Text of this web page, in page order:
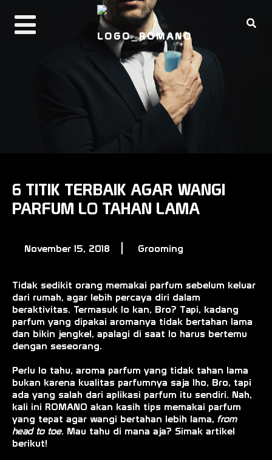
6 TITIK TERBAIK AGAR WANGI
PARFUM LO TAHAN LAMA
November 15, 2018 Grooming
Tidak sedikit orang memakai parfum sebelum keluar
dari rumah, agar lebih percaya diri dalam
beraktivitas. Termasuk lo kan, Bro? Tapi, kadang
parfum yang dipakai aromanya tidak bertahan lama
dan bikin jengkel, apalagi di saat lo harus bertemu
dengan seseorang.
Perlu lo tahu, aroma parfum yang tidak tahan lama
bukan karena kualitas parfumnya saja lho, Bro, tapi
ada yang salah dari aplikasi parfum itu sendiri. Nah,
kali ini ROMANO akan kasih tips memakai parfum
yang tepat agar wangi bertahan lebih lama, from
head to toe. Mau tahu di mana aja? Simak artikel
berikut!